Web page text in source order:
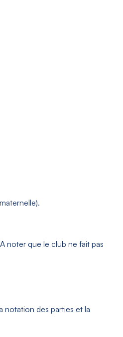
noter que le club ne fait pas
notation des parties et la